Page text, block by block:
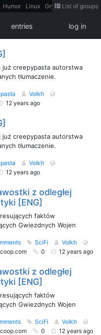
Humor Linux Gry
Teh
Truelolcontent
FilmyDokumentalne
Tradycyjne gry
List of groups
entries log in
już creepypasta autorstwa
tłumaczenie.
Volkh
12 years ago
już creepypasta autorstwa
tłumaczenie.
Volkh
12 years ago
z odległej
[ENG]
faktów
Gwiezdnych Wojen
SciFi
Volkh
0 12 years ago
z odległej
[ENG]
faktów
Gwiezdnych Wojen
SciFi
Volkh
0 12 years ago